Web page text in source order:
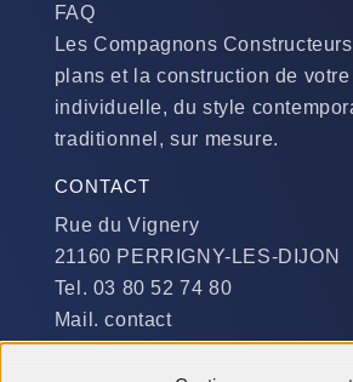
FAQ
Les Compagnons
plans et la construction de
individuelle, du style
traditionnel, sur mesure.
CONTACT
Rue du Vignery
21160 PERRIGNY-LES-DIJON
Tel. 03 80 52 74 80
Mail. contact